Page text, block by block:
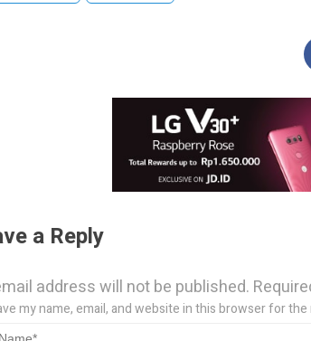
a Reply
address will not be published.
my name, email, and website in this browser for